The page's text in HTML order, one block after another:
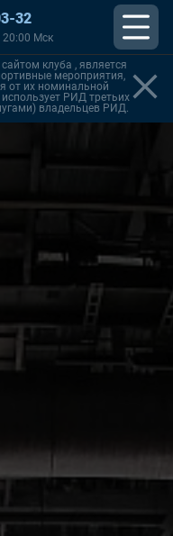
32
20:00 Мск
клуба , является
мероприятия,
от их номинальной
РИД третьих
владельцев РИД.